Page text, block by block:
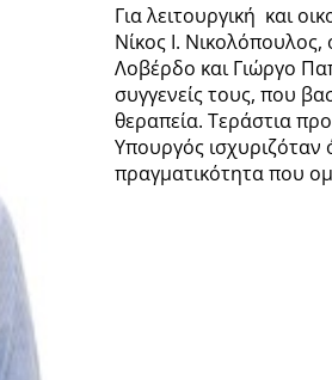
Για λειτουργική και
Νίκος Ι.
Λοβέρδο και Γιώργο
συγγενείς τους, που
θεραπεία. Τεράστια
Υπουργός ισχυριζόταν
πραγματικότητα που